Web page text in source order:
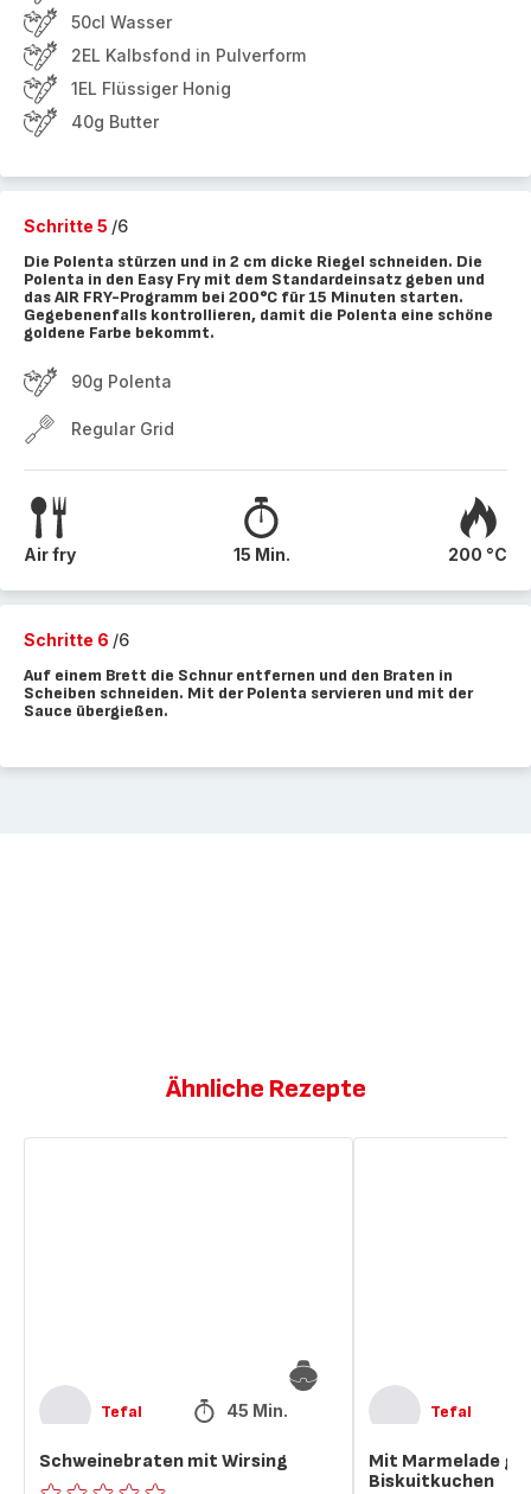
50cl Wasser
2EL Kalbsfond in Pulverform
1EL Flüssiger Honig
40g Butter
Schritte 5 /6
Die Polenta stürzen und in 2 cm dicke Riegel schneiden. Die
Polenta in den Easy Fry mit dem Standardeinsatz geben und
das AIR FRY-Programm bei 200°C für 15 Minuten starten.
Gegebenenfalls kontrollieren, damit die Polenta eine schöne
goldene Farbe bekommt.
90g Polenta
Regular Grid
Air fry 15 Min. 200 °C
Schritte 6 /6
Auf einem Brett die Schnur entfernen und den Braten in
Scheiben schneiden. Mit der Polenta servieren und mit der
Sauce übergießen.
Ähnliche Rezepte
Tefal 45 Min.
Schweinebraten mit Wirsing
Tefal
Mit Marmelade
Biskuitkuchen